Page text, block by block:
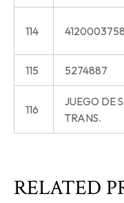
114 4120003758
115 5274887
116
JUEGO DE
TRANS.
RELATED